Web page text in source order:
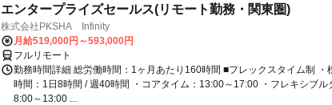
エンタープライズセールス(リモート勤務・関東圏)
株式会社PKSHA Infinity
月給519,000円～593,000円
フルリモート
勤務時間詳細 総労働時間：1ヶ月あたり160時間 ■フレックスタイム制 ・
時間：1日8時間 / 週40時間 ・コアタイム：13:00～17:00 ・フレキシブル
8:00～13:00 ...